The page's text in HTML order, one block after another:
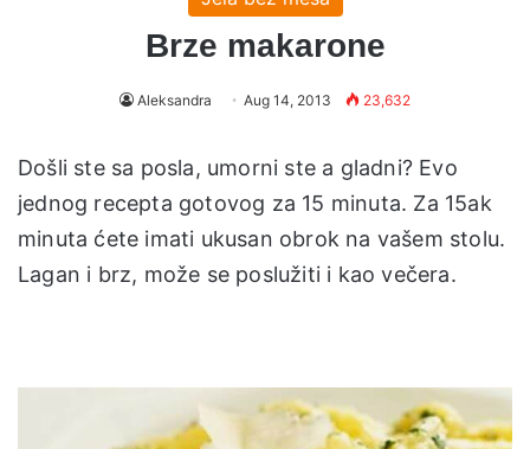
Brze makarone
Aleksandra Aug 14, 2013 23,632
Došli ste sa posla, umorni ste a gladni? Evo
jednog recepta gotovog za 15 minuta. Za 15ak
minuta ćete imati ukusan obrok na vašem stolu.
Lagan i brz, može se poslužiti i kao večera.